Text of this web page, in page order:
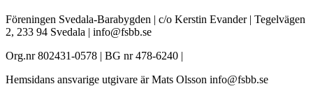
Föreningen Svedala-Barabygden | c/o Kerstin Evander | Tegelvägen
2, 233 94 Svedala | info@fsbb.se
Org.nr 802431-0578 | BG nr 478-6240 |
Hemsidans ansvarige utgivare är Mats Olsson info@fsbb.se